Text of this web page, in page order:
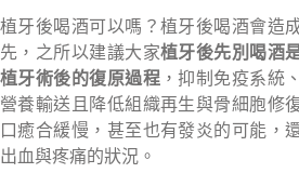
植牙後喝酒可以嗎？植牙後喝酒會造
先，之所以建議大家植牙後先別喝酒
植牙術後的復原過程 ，抑制免疫系統
營養輸送且降低組織再生與骨細胞修
口癒合緩慢，甚至也有發炎的可能，
出血與疼痛的狀況。